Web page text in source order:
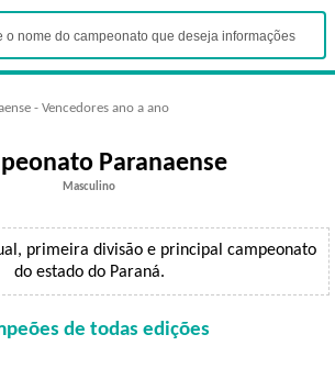
- Vencedores ano a ano
Paranaense
Masculino
primeira divisão e principal campeonato
do estado do Paraná.
de todas edições